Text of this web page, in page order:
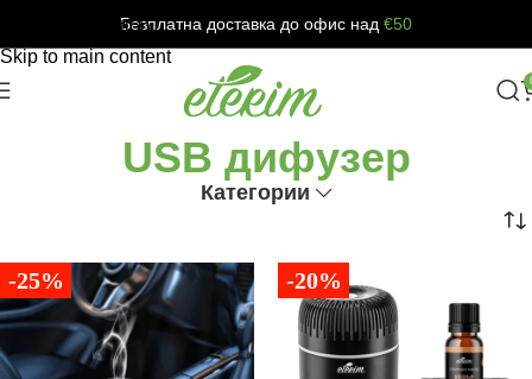
Skip to navigation
Skip to main content
Безплатна доставка до офис над €50
USB дифузер
Категории
-25% -20%